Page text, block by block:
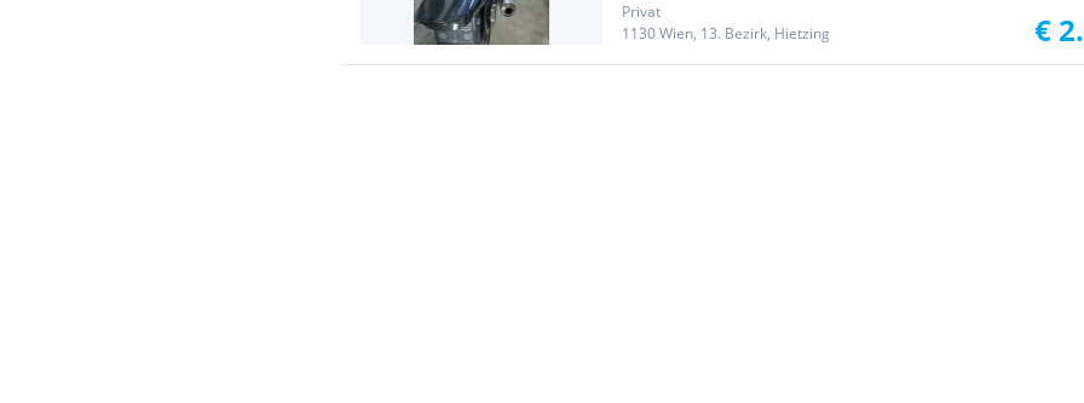
Privat
1130 Wien, 13. Bezirk, Hietzing
€